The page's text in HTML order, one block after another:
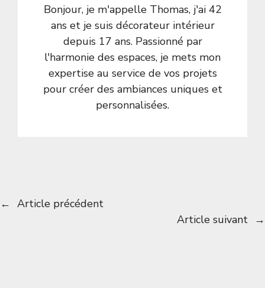
Bonjour, je m'appelle Thomas, j'ai 42
ans et je suis décorateur intérieur
depuis 17 ans. Passionné par
l'harmonie des espaces, je mets mon
expertise au service de vos projets
pour créer des ambiances uniques et
personnalisées.
← Article précédent
Article suivant →